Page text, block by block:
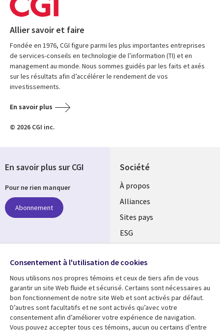
Allier savoir et faire
Fondée en 1976, CGI figure parmi les plus importantes entreprises
de services-conseils en technologie de l’information (TI) et en
management au monde. Nous sommes guidés par les faits et axés
sur les résultats afin d’accélérer le rendement de vos
investissements.
En savoir plus
© 2026 CGI inc.
Société
À propos
Alliances
Sites pays
ESG
Fusions
Salle de presse
Ressources Support
En savoir plus sur CGI
Pour ne rien manquer
Abonnement
Suivez-nous
Social
Media
Global
FR
Consentement à l'utilisation de cookies
Nous utilisons nos propres témoins et ceux de tiers afin de vous
garantir un site Web fluide et sécurisé. Certains sont nécessaires au
bon fonctionnement de notre site Web et sont activés par défaut.
D’autres sont facultatifs et ne sont activés qu’avec votre
consentement afin d’améliorer votre expérience de navigation.
Vous pouvez accepter tous ces témoins, aucun ou certains d’entre